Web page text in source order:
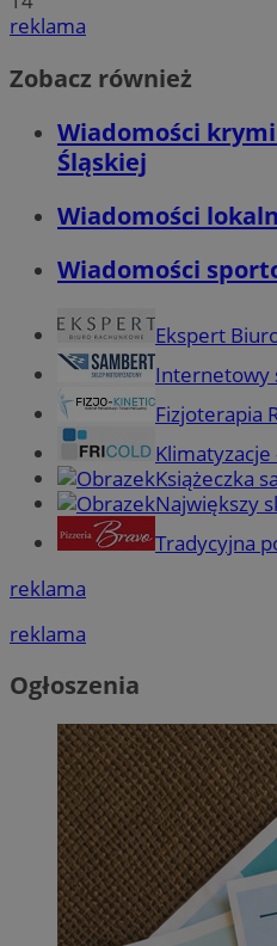
reklama
Zobacz również
Wiadomości
Śląskiej
Wiadomości
Wiadomości
Ekspert
Internetowy
Fizjoterapia
Klimatyzacje
Książeczka
Największy
Tradycyjna
reklama
reklama
Ogłoszenia